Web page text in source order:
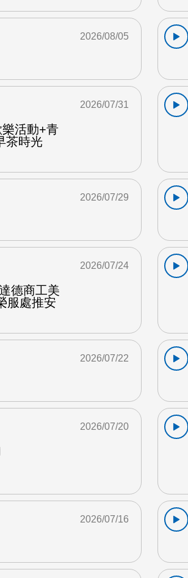
2026/08/05
活動+青
茶時光
2026/07/31
2026/07/29
德商工美
服處推安
2026/07/24
2026/07/22
2026/07/20
2026/07/16